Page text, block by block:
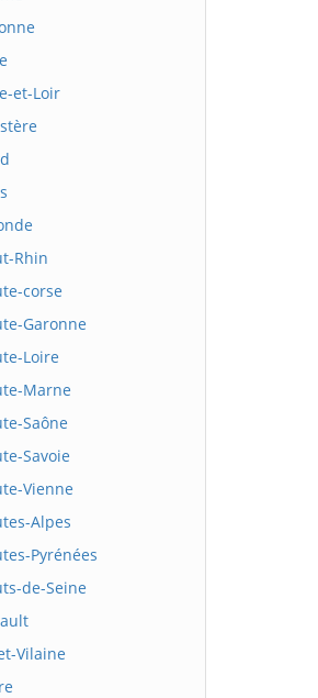
et-Loir
Rhin
corse
Garonne
Loire
Marne
Saône
Savoie
Vienne
Alpes
Pyrénées
de-Seine
Vilaine